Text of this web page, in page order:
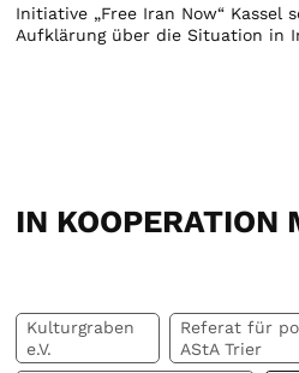
Initiative „Free Iran Now“ Kassel
Aufklärung über die Situation in
IN KOOPERATION
Kulturgraben
e.V.
Referat für
AStA Trier